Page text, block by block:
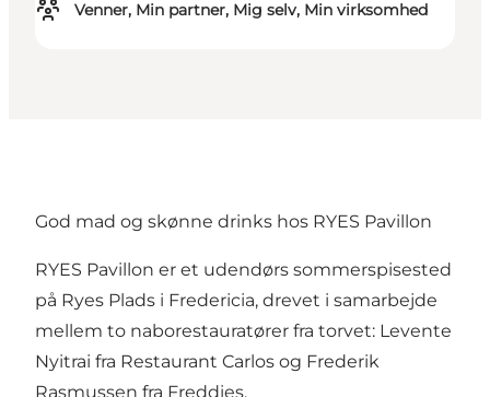
Venner, Min partner, Mig selv, Min virksomhed
God mad og skønne drinks hos RYES Pavillon
RYES Pavillon er et udendørs sommerspisested
på Ryes Plads i Fredericia, drevet i samarbejde
mellem to naborestauratører fra torvet: Levente
Nyitrai fra Restaurant Carlos og Frederik
Rasmussen fra Freddies.